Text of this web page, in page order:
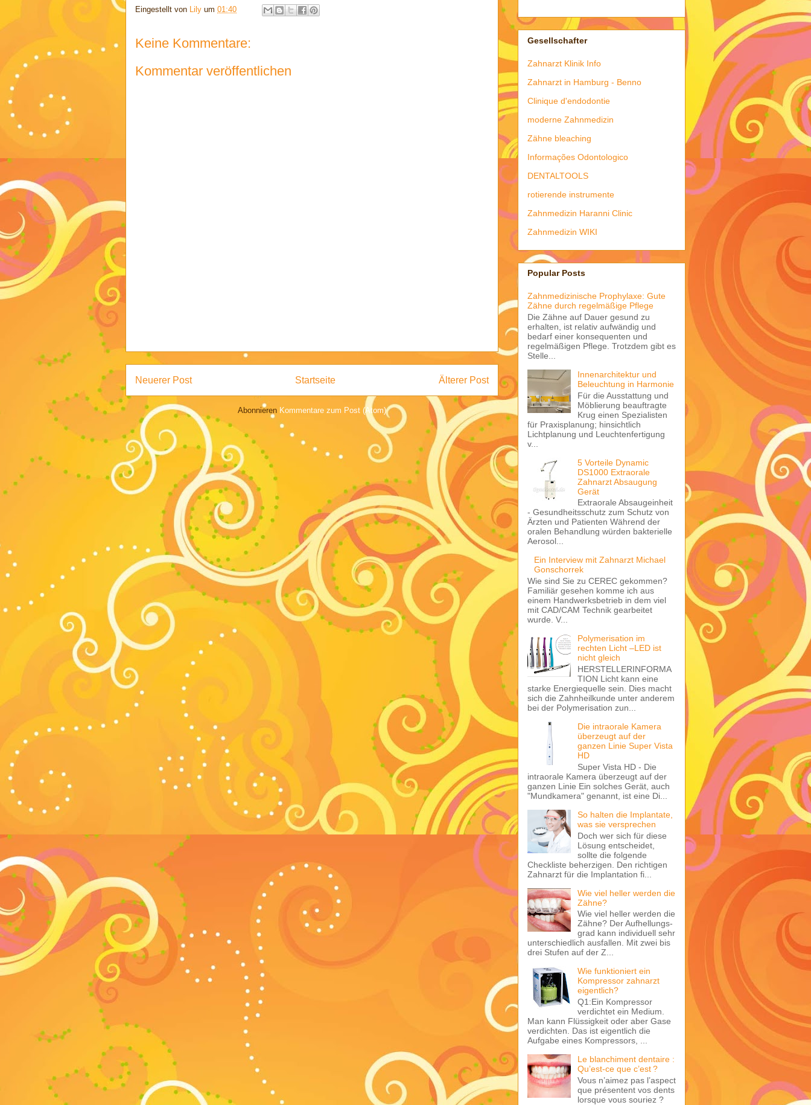
Eingestellt von Lily um 01:40
Keine Kommentare:
Kommentar veröffentlichen
Neuerer Post Älterer Post
Startseite
Abonnieren Kommentare zum Post (Atom)
Gesellschafter
Zahnarzt Klinik Info
Zahnarzt in Hamburg - Benno
Clinique d'endodontie
moderne Zahnmedizin
Zähne bleaching
Informações Odontologico
DENTALTOOLS
rotierende instrumente
Zahnmedizin Haranni Clinic
Zahnmedizin WIKI
Popular Posts
Zahnmedizinische Prophylaxe: Gute
Zähne durch regelmäßige Pflege
Die Zähne auf Dauer gesund zu
erhalten, ist relativ aufwändig und
bedarf einer konsequenten und
regelmäßigen Pflege. Trotzdem gibt es
Stelle...
Innenarchitektur und
Beleuchtung in Harmonie
Für die Ausstattung und
Möblierung beauftragte
Krug einen Spezialisten
für Praxisplanung; hinsichtlich
Lichtplanung und Leuchtenfertigung
v...
5 Vorteile Dynamic
DS1000 Extraorale
Zahnarzt Absaugung
Gerät
Extraorale Absaugeinheit
- Gesundheitsschutz zum Schutz von
Ärzten und Patienten Während der
oralen Behandlung würden bakterielle
Aerosol...
Ein Interview mit Zahnarzt Michael
Gonschorrek
Wie sind Sie zu CEREC gekommen?
Familiär gesehen komme ich aus
einem Handwerksbetrieb in dem viel
mit CAD/CAM Technik gearbeitet
wurde. V...
Polymerisation im
rechten Licht –LED ist
nicht gleich
HERSTELLERINFORMA
TION Licht kann eine
starke Energiequelle sein. Dies macht
sich die Zahnheilkunde unter anderem
bei der Polymerisation zun...
Die intraorale Kamera
überzeugt auf der
ganzen Linie Super Vista
HD
Super Vista HD - Die
intraorale Kamera überzeugt auf der
ganzen Linie Ein solches Gerät, auch
"Mundkamera" genannt, ist eine Di...
So halten die Implantate,
was sie versprechen
Doch wer sich für diese
Lösung entscheidet,
sollte die folgende
Checkliste beherzigen. Den richtigen
Zahnarzt für die Implantation fi...
Wie viel heller werden die
Zähne?
Wie viel heller werden die
Zähne? Der Aufhellungs­
grad kann individuell sehr
unterschiedlich ausfallen. Mit zwei bis
drei Stufen auf der Z...
Wie funktioniert ein
Kompressor zahnarzt
eigentlich?
Q1:Ein Kompressor
verdichtet ein Medium.
Man kann Flüssigkeit oder aber Gase
verdichten. Das ist eigentlich die
Aufgabe eines Kompressors, ...
Le blanchiment dentaire :
Qu’est-ce que c’est ?
Vous n’aimez pas l’aspect
que présentent vos dents
lorsque vous souriez ?